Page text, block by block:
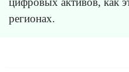
регионах.